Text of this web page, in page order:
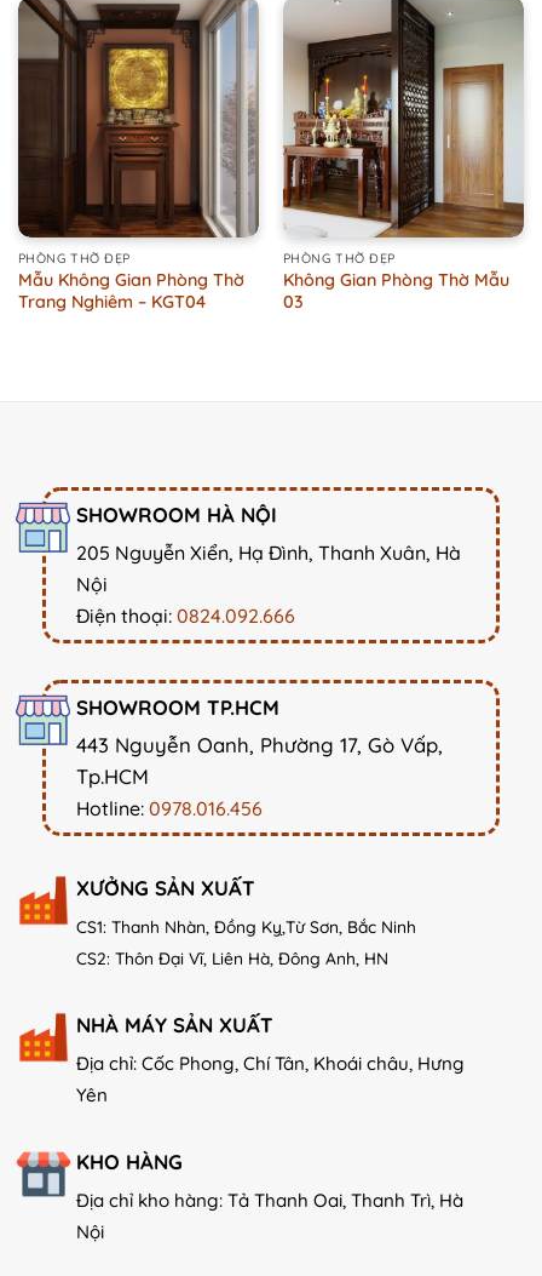
PHÒNG THỜ ĐẸP
Mẫu Không Gian Phòng Thờ
Trang Nghiêm – KGT04
PHÒNG THỜ ĐẸP
Không Gian Phòng Thờ Mẫu
03
SHOWROOM HÀ NỘI
205 Nguyễn Xiển, Hạ Đình, Thanh Xuân, Hà
Nội
Điện thoại: 0824.092.666
SHOWROOM TP.HCM
443 Nguyễn Oanh, Phường 17, Gò Vấp,
Tp.HCM
Hotline: 0978.016.456
XƯỞNG SẢN XUẤT
CS1: Thanh Nhàn, Đồng Kỵ,Từ Sơn, Bắc Ninh
CS2: Thôn Đại Vĩ, Liên Hà, Đông Anh, HN
NHÀ MÁY SẢN XUẤT
Địa chỉ: Cốc Phong, Chí Tân, Khoái châu, Hưng
Yên
KHO HÀNG
Địa chỉ kho hàng: Tả Thanh Oai, Thanh Trì, Hà
Nội